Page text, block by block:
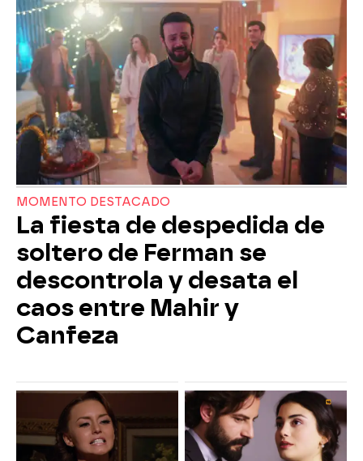
MOMENTO DESTACADO
La fiesta de despedida de
soltero de Ferman se
descontrola y desata el
caos entre Mahir y
Canfeza